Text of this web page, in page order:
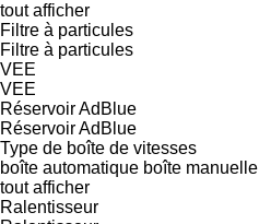
tout afficher
Filtre à particules
Filtre à particules
VEE
VEE
Réservoir AdBlue
Réservoir AdBlue
Type de boîte de vitesses
boîte automatique boîte manuelle
tout afficher
Ralentisseur